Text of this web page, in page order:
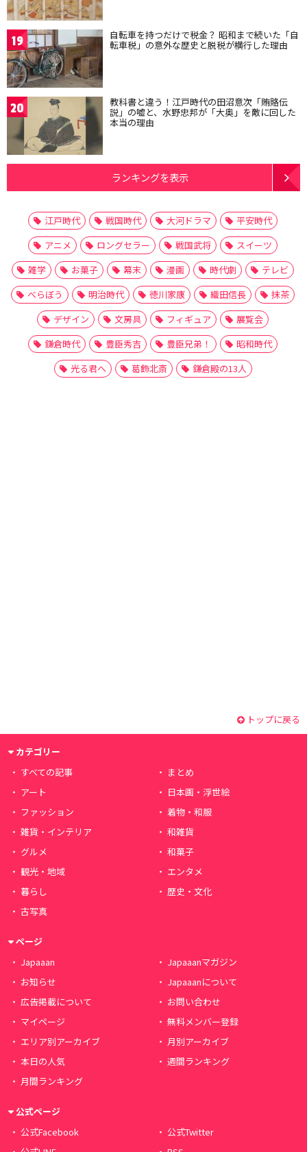
19 自転車を持つだけで税金？ 昭和まで続いた「自
転車税」の意外な歴史と脱税が横行した理由
20 教科書と違う！江戸時代の田沼意次「賄賂伝
説」の嘘と、水野忠邦が「大奥」を敵に回した
本当の理由
ランキングを表示
江戸時代 戦国時代 大河ドラマ
平安時代
アニメ
ロングセラー 戦国武将
スイーツ
雑学
お菓子 幕末 漫画 時代劇
テレビ
べらぼう
明治時代 徳川家康 織田信長
抹茶
デザイン
文房具 フィギュア
展覧会
鎌倉時代
豊臣秀吉 豊臣兄弟！
昭和時代
光る君へ
葛飾北斎 鎌倉殿の13人
トップに戻る
カテゴリー
すべての記事
まとめ
アート
日本画・浮世絵
ファッション
着物・和服
雑貨・インテリア
和雑貨
グルメ
和菓子
観光・地域
エンタメ
暮らし
歴史・文化
古写真
ページ
Japaaan
Japaaanマガジン
お知らせ
Japaaanについて
広告掲載について
お問い合わせ
マイページ
無料メンバー登録
エリア別アーカイブ
月別アーカイブ
本日の人気
週間ランキング
月間ランキング
公式ページ
公式Facebook
公式Twitter